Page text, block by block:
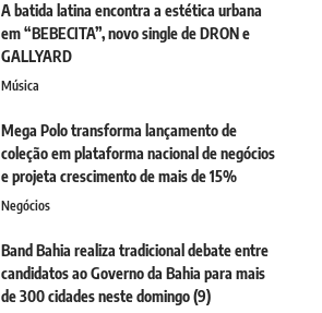
A batida latina encontra a estética urbana
em “BEBECITA”, novo single de DRON e
GALLYARD
Música
Mega Polo transforma lançamento de
coleção em plataforma nacional de negócios
e projeta crescimento de mais de 15%
Negócios
Band Bahia realiza tradicional debate entre
candidatos ao Governo da Bahia para mais
de 300 cidades neste domingo (9)